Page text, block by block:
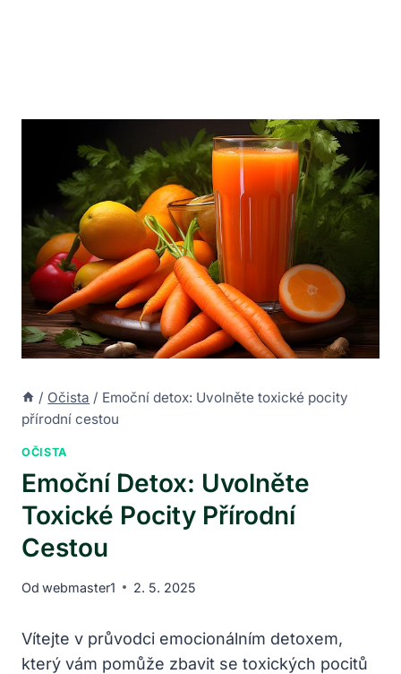
/ Očista / Emoční detox: Uvolněte toxické pocity
přírodní cestou
OČISTA
Emoční Detox: Uvolněte
Toxické Pocity Přírodní
Cestou
Od webmaster1 2. 5. 2025
Vítejte v průvodci emocionálním detoxem,
který vám pomůže zbavit se⁣ toxických pocitů